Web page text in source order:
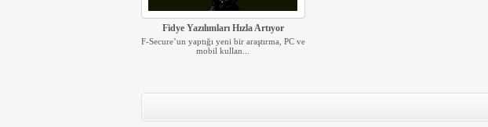
Fidye Yazılımları Hızla Artıyor
F-Secure’un yaptığı yeni bir araştırma, PC ve
mobil kullan...